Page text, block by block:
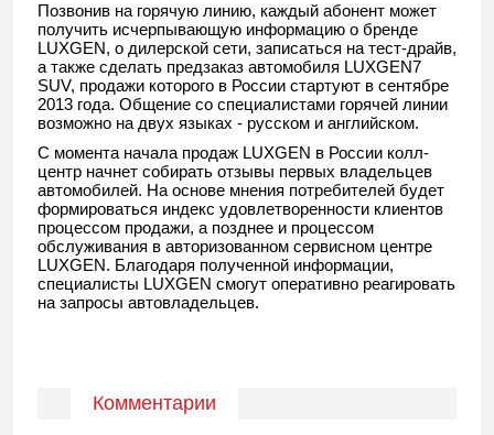
Позвонив на горячую линию, каждый абонент может
получить исчерпывающую информацию о бренде
LUXGEN, о дилерской сети, записаться на тест-драйв,
а также сделать предзаказ автомобиля LUXGEN7
SUV, продажи которого в России стартуют в сентябре
2013 года. Общение со специалистами горячей линии
возможно на двух языках - русском и английском.
С момента начала продаж LUXGEN в России колл-
центр начнет собирать отзывы первых владельцев
автомобилей. На основе мнения потребителей будет
формироваться индекс удовлетворенности клиентов
процессом продажи, а позднее и процессом
обслуживания в авторизованном сервисном центре
LUXGEN. Благодаря полученной информации,
специалисты LUXGEN смогут оперативно реагировать
на запросы автовладельцев.
Комментарии